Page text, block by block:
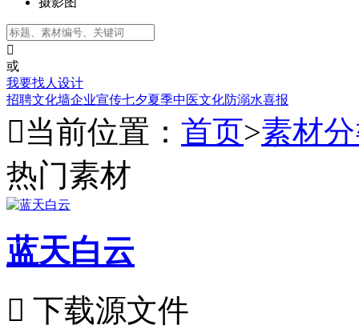

或
我要找人设计
招聘文化墙企业宣传七夕夏季中医文化防溺水喜报
当前位置： 首页>素材
热门素材
蓝天白云
 下载源文件